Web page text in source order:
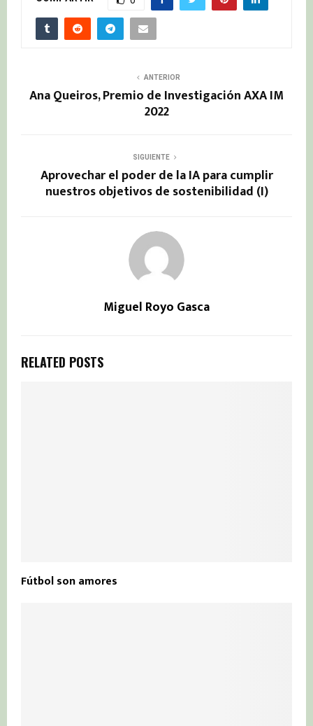
ANTERIOR
Ana Queiros, Premio de Investigación AXA IM
2022
SIGUIENTE
Aprovechar el poder de la IA para cumplir
nuestros objetivos de sostenibilidad (I)
Miguel Royo Gasca
RELATED POSTS
Fútbol son amores